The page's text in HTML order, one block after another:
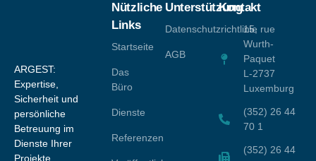
ARGEST:
Expertise,
Sicherheit und
persönliche
Betreuung im
Dienste Ihrer
Projekte.
Nützliche
Links
Startseite
Das
Büro
Dienste
Referenzen
Unterstützung
Datenschutzrichtlinie
AGB
Kontakt
15, rue
Wurth-
Paquet
L-2737
Luxemburg
(352) 26 44
70 1
(352) 26 44